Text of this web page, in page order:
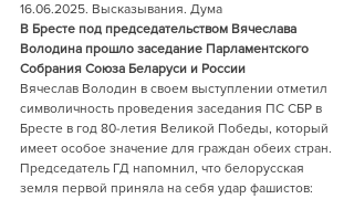
16.06.2025. Высказывания. Дума
В Бресте под председательством Вячеслава
Володина прошло заседание Парламентского
Собрания Союза Беларуси и России
Вячеслав Володин в своем выступлении отметил
символичность проведения заседания ПС СБР в
Бресте в год 80-летия Великой Победы, который
имеет особое значение для граждан обеих стран.
Председатель ГД напомнил, что белорусская
земля первой приняла на себя удар фашистов: